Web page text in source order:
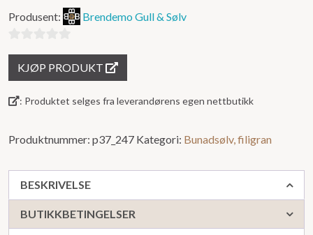
Produsent: Brendemo Gull & Sølv
5
KJØP PRODUKT
: Produktet selges fra leverandørens egen nettbutikk
Produktnummer: p37_247 Kategori: Bunadsølv, filigran
BESKRIVELSE
BUTIKKBETINGELSER